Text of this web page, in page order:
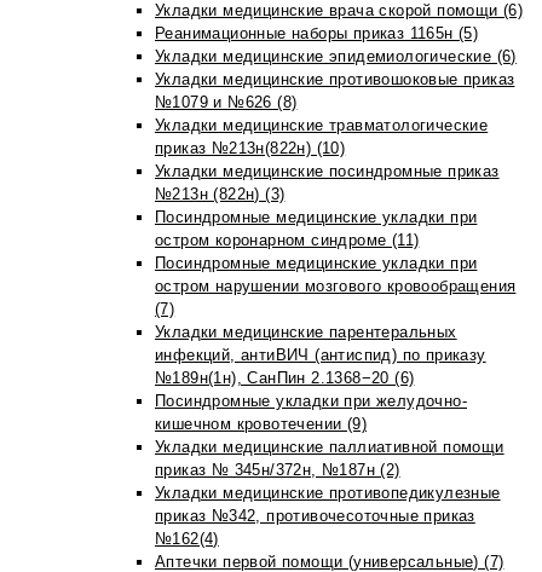
Укладки медицинские врача скорой помощи (6)
Реанимационные наборы приказ 1165н (5)
Укладки медицинские эпидемиологические (6)
Укладки медицинские противошоковые приказ
№1079 и №626 (8)
Укладки медицинские травматологические
приказ №213н(822н) (10)
Укладки медицинские посиндромные приказ
№213н (822н) (3)
Посиндромные медицинские укладки при
остром коронарном синдроме (11)
Посиндромные медицинские укладки при
остром нарушении мозгового кровообращения
(7)
Укладки медицинские парентеральных
инфекций, антиВИЧ (антиспид) по приказу
№189н(1н), СанПин 2.1368−20 (6)
Посиндромные укладки при желудочно-
кишечном кровотечении (9)
Укладки медицинские паллиативной помощи
приказ № 345н/372н, №187н (2)
Укладки медицинские противопедикулезные
приказ №342, противочесоточные приказ
№162(4)
Аптечки первой помощи (универсальные) (7)